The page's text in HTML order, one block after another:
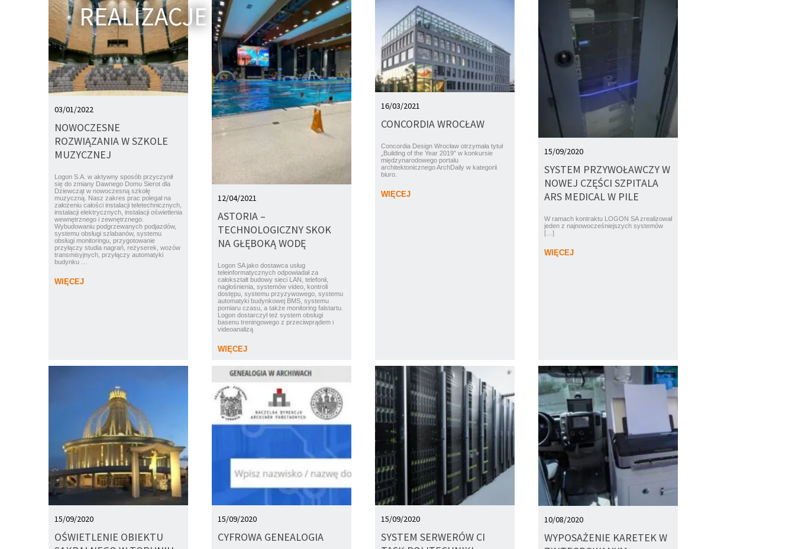
REALIZACJE
03/01/2022
NOWOCZESNE
ROZWIĄZANIA W SZKOLE
MUZYCZNEJ
Logon S.A. w aktywny sposób przyczynił
się do zmiany Dawnego Domu Sierot dla
Dziewcząt w nowoczesną szkołę
muzyczną. Nasz zakres prac polegał na
założeniu całości instalacji teletechnicznych,
instalacji elektrycznych, instalacji oświetlenia
wewnętrznego i zewnętrznego.
Wybudowaniu podgrzewanych podjazdów,
systemu obsługi szlabanów, systemu
obsługi monitoringu, przygotowanie
przyłączy studia nagrań, reżyserek, wozów
transmisyjnych, przyłączy automatyki
budynku …
WIĘCEJ
12/04/2021
ASTORIA –
TECHNOLOGICZNY SKOK
NA GŁĘBOKĄ WODĘ
Logon SA jako dostawca usług
teleinformatycznych odpowiadał za
całokształt budowy sieci LAN, telefonii,
nagłośnienia, systemów video, kontroli
dostępu, systemu przyzywowego, systemu
automatyki budynkowej BMS, systemu
pomiaru czasu, a także monitoring falstartu.
Logon dostarczył też system obsługi
basenu treningowego z przeciwprądem i
videoanalizą
WIĘCEJ
16/03/2021
CONCORDIA WROCŁAW
Concordia Design Wrocław otrzymała tytuł
„Building of the Year 2019” w konkursie
międzynarodowego portalu
architektonicznego ArchDaily w kategorii
biuro.
WIĘCEJ
15/09/2020
SYSTEM PRZYWOŁAWCZY W
NOWEJ CZĘŚCI SZPITALA
ARS MEDICAL W PILE
W ramach kontraktu LOGON SA zrealizował
jeden z najnowocześniejszych systemów
[…]
WIĘCEJ
15/09/2020
OŚWIETLENIE OBIEKTU
15/09/2020
CYFROWA GENEALOGIA
15/09/2020
SYSTEM SERWERÓW CI
10/08/2020
WYPOSAŻENIE KARETEK W